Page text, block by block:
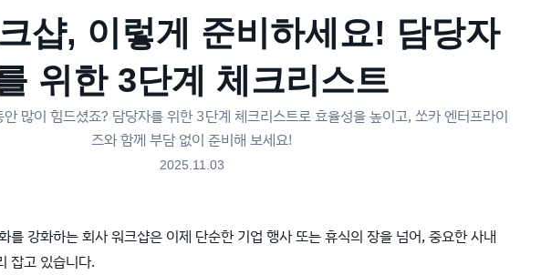
샵, 이렇게 준비하세요! 담당자
위한 3단계 체크리스트
많이 힘드셨죠? 담당자를 위한 3단계 체크리스트로 효율성을 높이고, 쏘카 엔터프라이
즈와 함께 부담 없이 준비해 보세요!
2025.11.03
를 강화하는 회사 워크샵은 이제 단순한 기업 행사 또는 휴식의 장을 넘어, 중요한 사내
잡고 있습니다.